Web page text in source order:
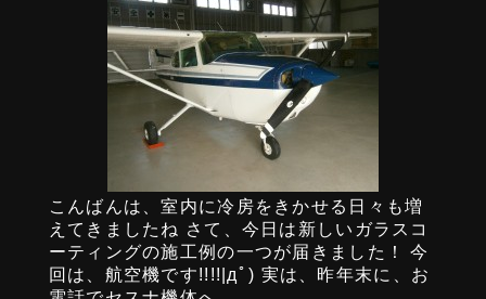
こんばんは、室内に冷房をきかせる日々も増
えてきましたね さて、今日は新しいガラスコ
ーティングの施工例の一つが届きました！ 今
回は、航空機です!!!!|дﾟ) 実は、昨年末に、お